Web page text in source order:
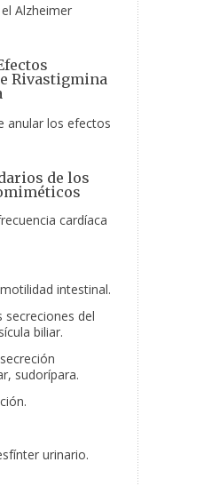
Alzheimer
Rivastigmina
anular los efectos
de los
cardíaca
intestinal.
secreciones del
biliar.
sudorípara.
urinario.